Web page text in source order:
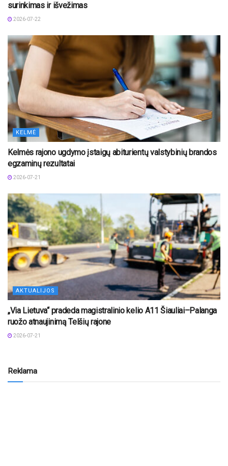
surinkimas ir išvežimas
2026-07-22
KELMĖ
Kelmės rajono ugdymo įstaigų abiturientų valstybinių brandos
egzaminų rezultatai
2026-07-21
AKTUALIJOS
„Via Lietuva“ pradeda magistralinio kelio A11 Šiauliai–Palanga
ruožo atnaujinimą Telšių rajone
2026-07-21
Reklama